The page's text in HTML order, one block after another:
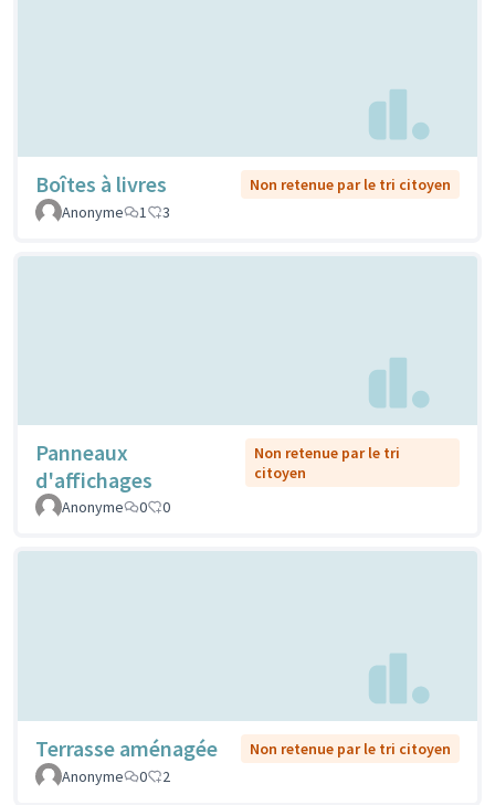
Boîtes à livres
Non retenue par le tri citoyen
Anonyme
1 3
Panneaux
d'affichages
Non retenue par le tri
citoyen
Anonyme
0 0
Terrasse aménagée
Non retenue par le tri citoyen
Anonyme
0 2